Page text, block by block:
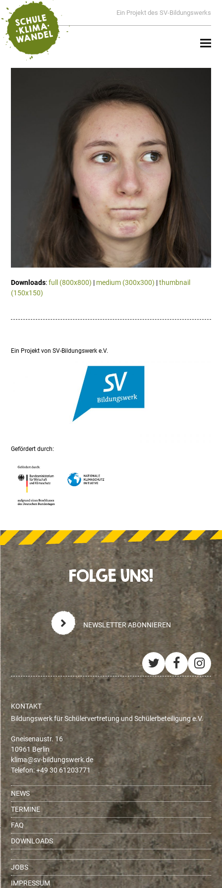
Ein Projekt des SV-Bildungswerks
Downloads:full (800x800) | medium (300x300) |thumbnail
(150x150)
Ein Projekt von SV-Bildungswerk e.V.
Gefördert durch:
FOLGE UNS!
NEWSLETTER ABONNIEREN
Twitter
KONTAKT
Bildungswerk für Schülervertretung und Schülerbeteiligung e.V.
Gneisenaustr. 16
10961 Berlin
ed.krewsgnudlib-vs@amilk
Telefon: +49 30 61203771
NEWS
TERMINE
FAQ
DOWNLOADS
JOBS
IMPRESSUM